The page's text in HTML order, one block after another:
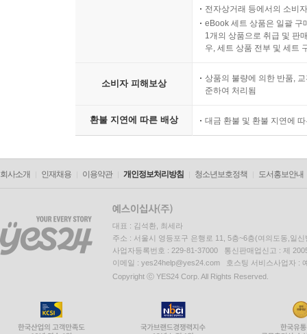
전자상거래 등에서의 소비
eBook 세트 상품은 일괄 구
1개의 상품으로 취급 및 판
우, 세트 상품 전부 및 세트
소비자 피해보상
상품의 불량에 의한 반품,
준하여 처리됨
환불 지연에 따른 배상 대금 환불 및 환불 지연에
회사소개 인재채용 이용약관 개인정보처리방침 청소년보호정책 도서홍보안내
대표 : 김석환, 최세라
주소 : 서울시 영등포구 은행로 11, 5층~6층(여의도동,일신
사업자등록번호 : 229-81-37000 통신판매업신고 : 제
이메일 : yes24help@yes24.com 호스팅 서비스사업자 :
Copyright ⓒ YES24 Corp. All Rights Reserved.